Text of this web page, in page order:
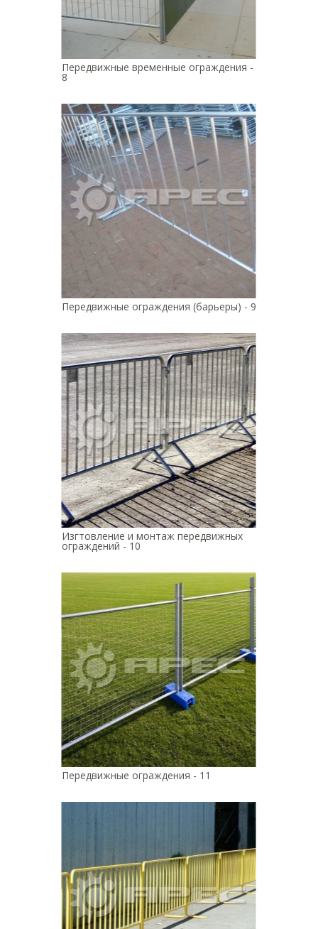
Передвижные временные ограждения -
8
Передвижные ограждения (барьеры) - 9
Изгтовление и монтаж передвижных
ограждений - 10
Передвижные ограждения - 11